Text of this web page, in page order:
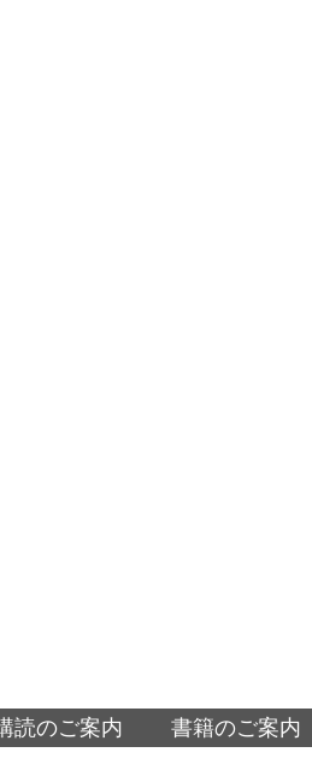
読のご案内 書籍のご案内